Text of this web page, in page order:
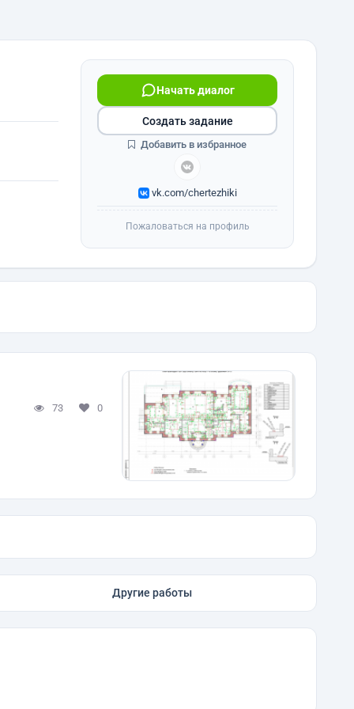
Начать диалог
vk.com/chertezhiki
Создать задание
Добавить в избранное
Пожаловаться на профиль
73 0
Другие работы